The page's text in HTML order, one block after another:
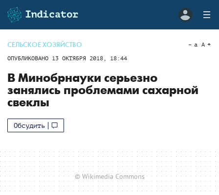
СЕЛЬСКОЕ ХОЗЯЙСТВО
ОПУБЛИКОВАНО 13 ОКТЯБРЯ 2018, 18:44
a A
В Минобрнауки серьезно
занялись проблемами сахарной
свеклы
Обсудить
© Wikimedia Commons